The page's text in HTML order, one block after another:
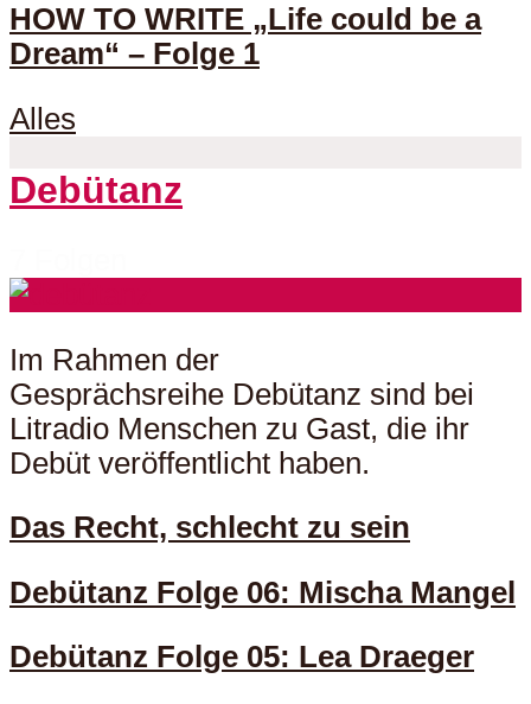
HOW TO WRITE „Life could be a
Dream“ – Folge 1
Alles
Debütanz
Im Rahmen der
Gesprächsreihe Debütanz sind bei
Litradio Menschen zu Gast, die ihr
Debüt veröffentlicht haben.
Das Recht, schlecht zu sein
Debütanz Folge 06: Mischa Mangel
Debütanz Folge 05: Lea Draeger